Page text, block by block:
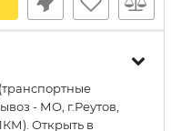
- МО, г.Реутов,
Открыть в